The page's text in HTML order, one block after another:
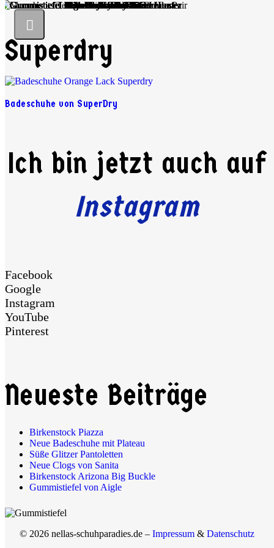
Superdry
Badeschuhe von SuperDry
Ich bin jetzt auch auf
Instagram
Facebook
Google
Instagram
YouTube
Pinterest
Neueste Beiträge
Birkenstock Piazza
Neue Badeschuhe mit Plateau
Süße Glitzer Pantoletten
Neue Clogs von Sanita
Birkenstock Arizona Big Buckle
Gummistiefel von Aigle
© 2026 nellas-schuhparadies.de – Impressum & Datenschutz